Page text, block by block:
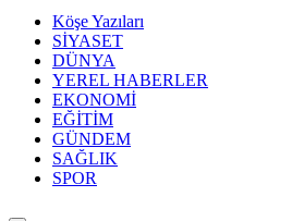
Köşe Yazıları
SİYASET
DÜNYA
YEREL HABERLER
EKONOMİ
EĞİTİM
GÜNDEM
SAĞLIK
SPOR